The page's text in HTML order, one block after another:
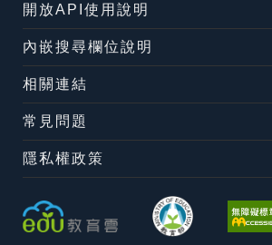
開放API使用說明
內嵌搜尋欄位說明
相關連結
常見問題
隱私權政策